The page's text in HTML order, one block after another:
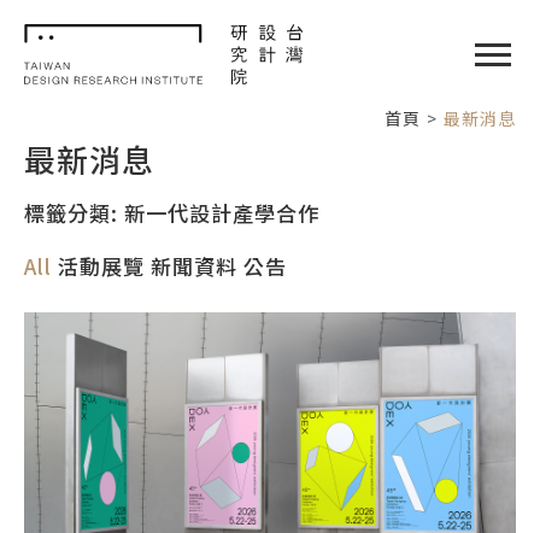
TDRI
單
首頁 最新消息
最新消息
標籤分類: 新一代設計產學合作
All 活動展覽 新聞資料 公告